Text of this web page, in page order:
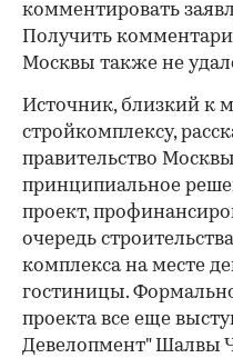
комментировать
Получить
Москвы также не
Источник, близкий к
стройкомплексу,
правительство
принципиальное
проект,
очередь
комплекса на месте
гостиницы.
проекта все еще
Девелопмент" Шалвы